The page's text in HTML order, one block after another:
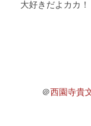
大好きだよカカ！
＠西園寺貴